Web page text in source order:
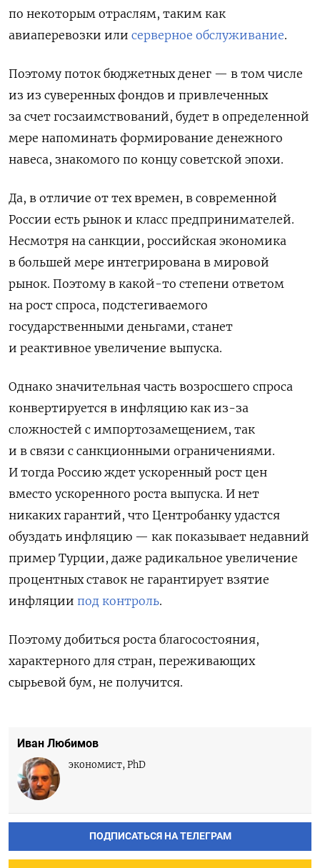
по некоторым отраслям, таким как
авиаперевозки или серверное обслуживание.
Поэтому поток бюджетных денег — в том числе
из из суверенных фондов и привлеченных
за счет госзаимствований, будет в определенной
мере напоминать формирование денежного
навеса, знакомого по концу советской эпохи.
Да, в отличие от тех времен, в современной
России есть рынок и класс предпринимателей.
Несмотря на санкции, российская экономика
в большей мере интегрирована в мировой
рынок. Поэтому в какой-то степени ответом
на рост спроса, подстегиваемого
государственными деньгами, станет
и реактивное увеличение выпуска.
Однако значительная часть возросшего спроса
конвертируется в инфляцию как из-за
сложностей с импортозамещением, так
и в связи с санкционными ограничениями.
И тогда Россию ждет ускоренный рост цен
вместо ускоренного роста выпуска. И нет
никаких гарантий, что Центробанку удастся
обуздать инфляцию — как показывает недавний
пример Турции, даже радикальное увеличение
процентных ставок не гарантирует взятие
инфляции под контроль.
Поэтому добиться роста благосостояния,
характерного для стран, переживающих
сырьевой бум, не получится.
Иван Любимов
экономист, PhD
ПОДПИСАТЬСЯ НА ТЕЛЕГРАМ